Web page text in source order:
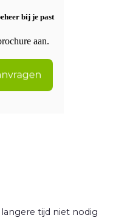
bij je past
aan.
tijd niet nodig